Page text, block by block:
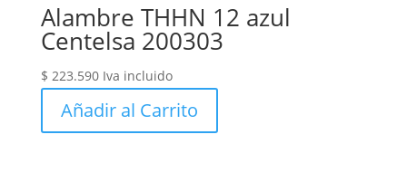
Alambre THHN 12 azul
Centelsa 200303
$ 223.590 Iva incluido
Añadir al Carrito